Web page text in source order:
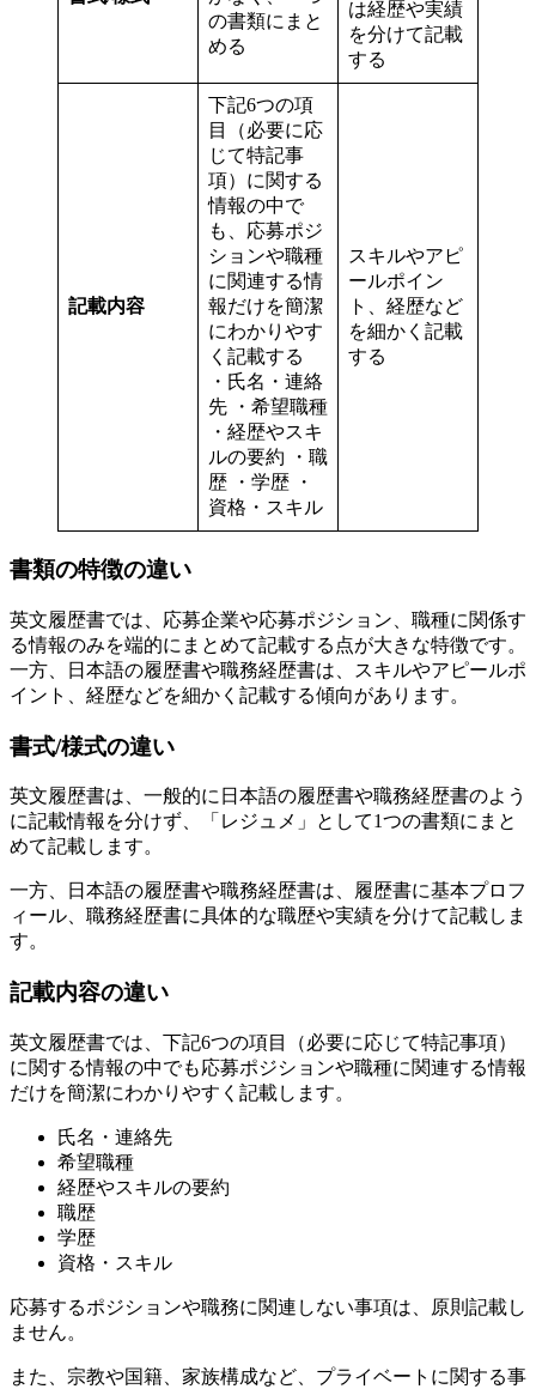
の書類にまと
める
は経歴や実績
を分けて記載
する
記載内容
下記6つの項
目（必要に応
じて特記事
項）に関する
情報の中で
も、応募ポジ
ションや職種
に関連する情
報だけを簡潔
にわかりやす
く記載する
・氏名・連絡
先 ・希望職種
・経歴やスキ
ルの要約 ・職
歴 ・学歴 ・
資格・スキル
スキルやアピ
ールポイン
ト、経歴など
を細かく記載
する
書類の特徴の違い
英文履歴書では、応募企業や応募ポジション、職種に関係す
る情報のみを端的にまとめて記載する点が大きな特徴です。
一方、日本語の履歴書や職務経歴書は、スキルやアピールポ
イント、経歴などを細かく記載する傾向があります。
書式/様式の違い
英文履歴書は、一般的に日本語の履歴書や職務経歴書のよう
に記載情報を分けず、「レジュメ」として1つの書類にまと
めて記載します。
一方、日本語の履歴書や職務経歴書は、履歴書に基本プロフ
ィール、職務経歴書に具体的な職歴や実績を分けて記載しま
す。
記載内容の違い
英文履歴書では、下記6つの項目（必要に応じて特記事項）
に関する情報の中でも応募ポジションや職種に関連する情報
だけを簡潔にわかりやすく記載します。
氏名・連絡先
希望職種
経歴やスキルの要約
職歴
学歴
資格・スキル
応募するポジションや職務に関連しない事項は、原則記載し
ません。
また、宗教や国籍、家族構成など、プライベートに関する事